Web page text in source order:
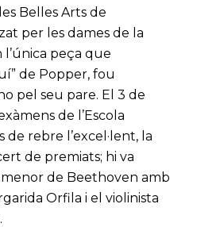
Belles Arts de
per les dames de la
l’única peça que
de Popper, fou
pel seu pare. El 3 de
de l’Escola
de rebre l’excel·lent, la
de premiats; hi va
de Beethoven amb
Orfila i el violinista